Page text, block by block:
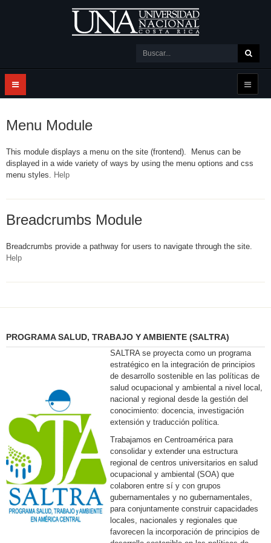
Menu Module
This module displays a menu on the site (frontend). Menus can be
displayed in a wide variety of ways by using the menu options and css
menu styles. Help
Breadcrumbs Module
Breadcrumbs provide a pathway for users to navigate through the site.
Help
PROGRAMA SALUD, TRABAJO Y AMBIENTE (SALTRA)
SALTRA se proyecta como un programa
estratégico en la integración de principios
de desarrollo sostenible en las políticas de
salud ocupacional y ambiental a nivel local,
nacional y regional desde la gestión del
conocimiento: docencia, investigación
extensión y traducción política.
Trabajamos en Centroamérica para
consolidar y extender una estructura
regional de centros universitarios en salud
ocupacional y ambiental (SOA) que
colaboren entre sí y con grupos
gubernamentales y no gubernamentales,
para conjuntamente construir capacidades
locales, nacionales y regionales que
favorecen la incorporación de principios de